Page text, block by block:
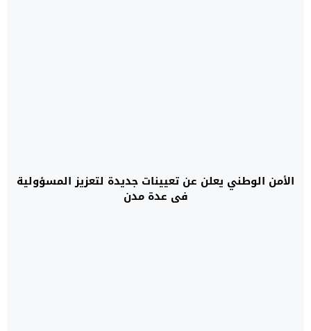
الأمن الوطني يعلن عن تعيينات جديدة لتعزيز المسؤولية
في عدة مدن